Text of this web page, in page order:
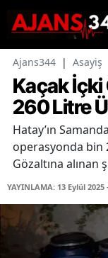
Ajans344 | Asayiş
Kaçak
260 Litre
Hatay’ın
operasyonda bin
Gözaltına alınan
YAYINLAMA: 13 Eylül 2025